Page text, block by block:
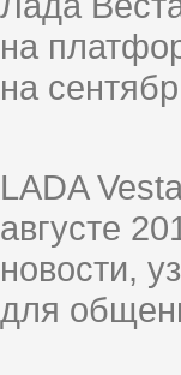
на
на
LADA
августе
новости,
для